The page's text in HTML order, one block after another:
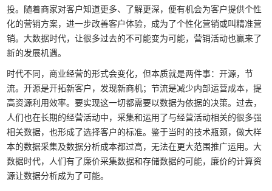
投。随着商家对客户知道更多、了解更深，便有机会为客户提供个性
化的营销方案，进一步改善客户体验，成为了个性化营销或叫精准营
销。大数据时代，让很多过去的不可能变为可能，营销活动也赢来了
新的发展机遇。
时代不同，商业经营的形式会变化，但本质就是两件事：开源，节
流。开源是开拓新客户，发现新商机；节流是减少内部运营成本，提
高资源利用效率。要实现这一切都需要以数据为依据的决策。过去，
人们也在长期的经营活动中，采集和运用了与经营活动相关的很多强
相关数据，也形成了选择客户的标准。鉴于当时的技术瓶颈，做大样
本的数据采集及数据分析成本都过高，无法在更大范围推广运用。大
数据时代，人们有了廉价采集数据和存储数据的可能，廉价的计算资
源让数据分析成为了可能。